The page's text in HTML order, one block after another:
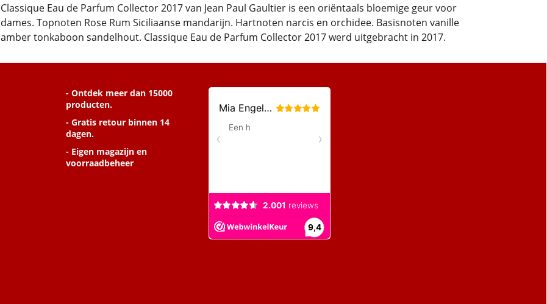
Classique Eau de Parfum Collector 2017 van Jean Paul Gaultier is een oriëntaals bloemige geur voor
dames. Topnoten Rose Rum Siciliaanse mandarijn. Hartnoten narcis en orchidee. Basisnoten vanille
amber tonkaboon sandelhout. Classique Eau de Parfum Collector 2017 werd uitgebracht in 2017.
- Ontdek meer dan 15000
producten.
- Gratis retour binnen 14
dagen.
- Eigen magazijn en
voorraadbeheer